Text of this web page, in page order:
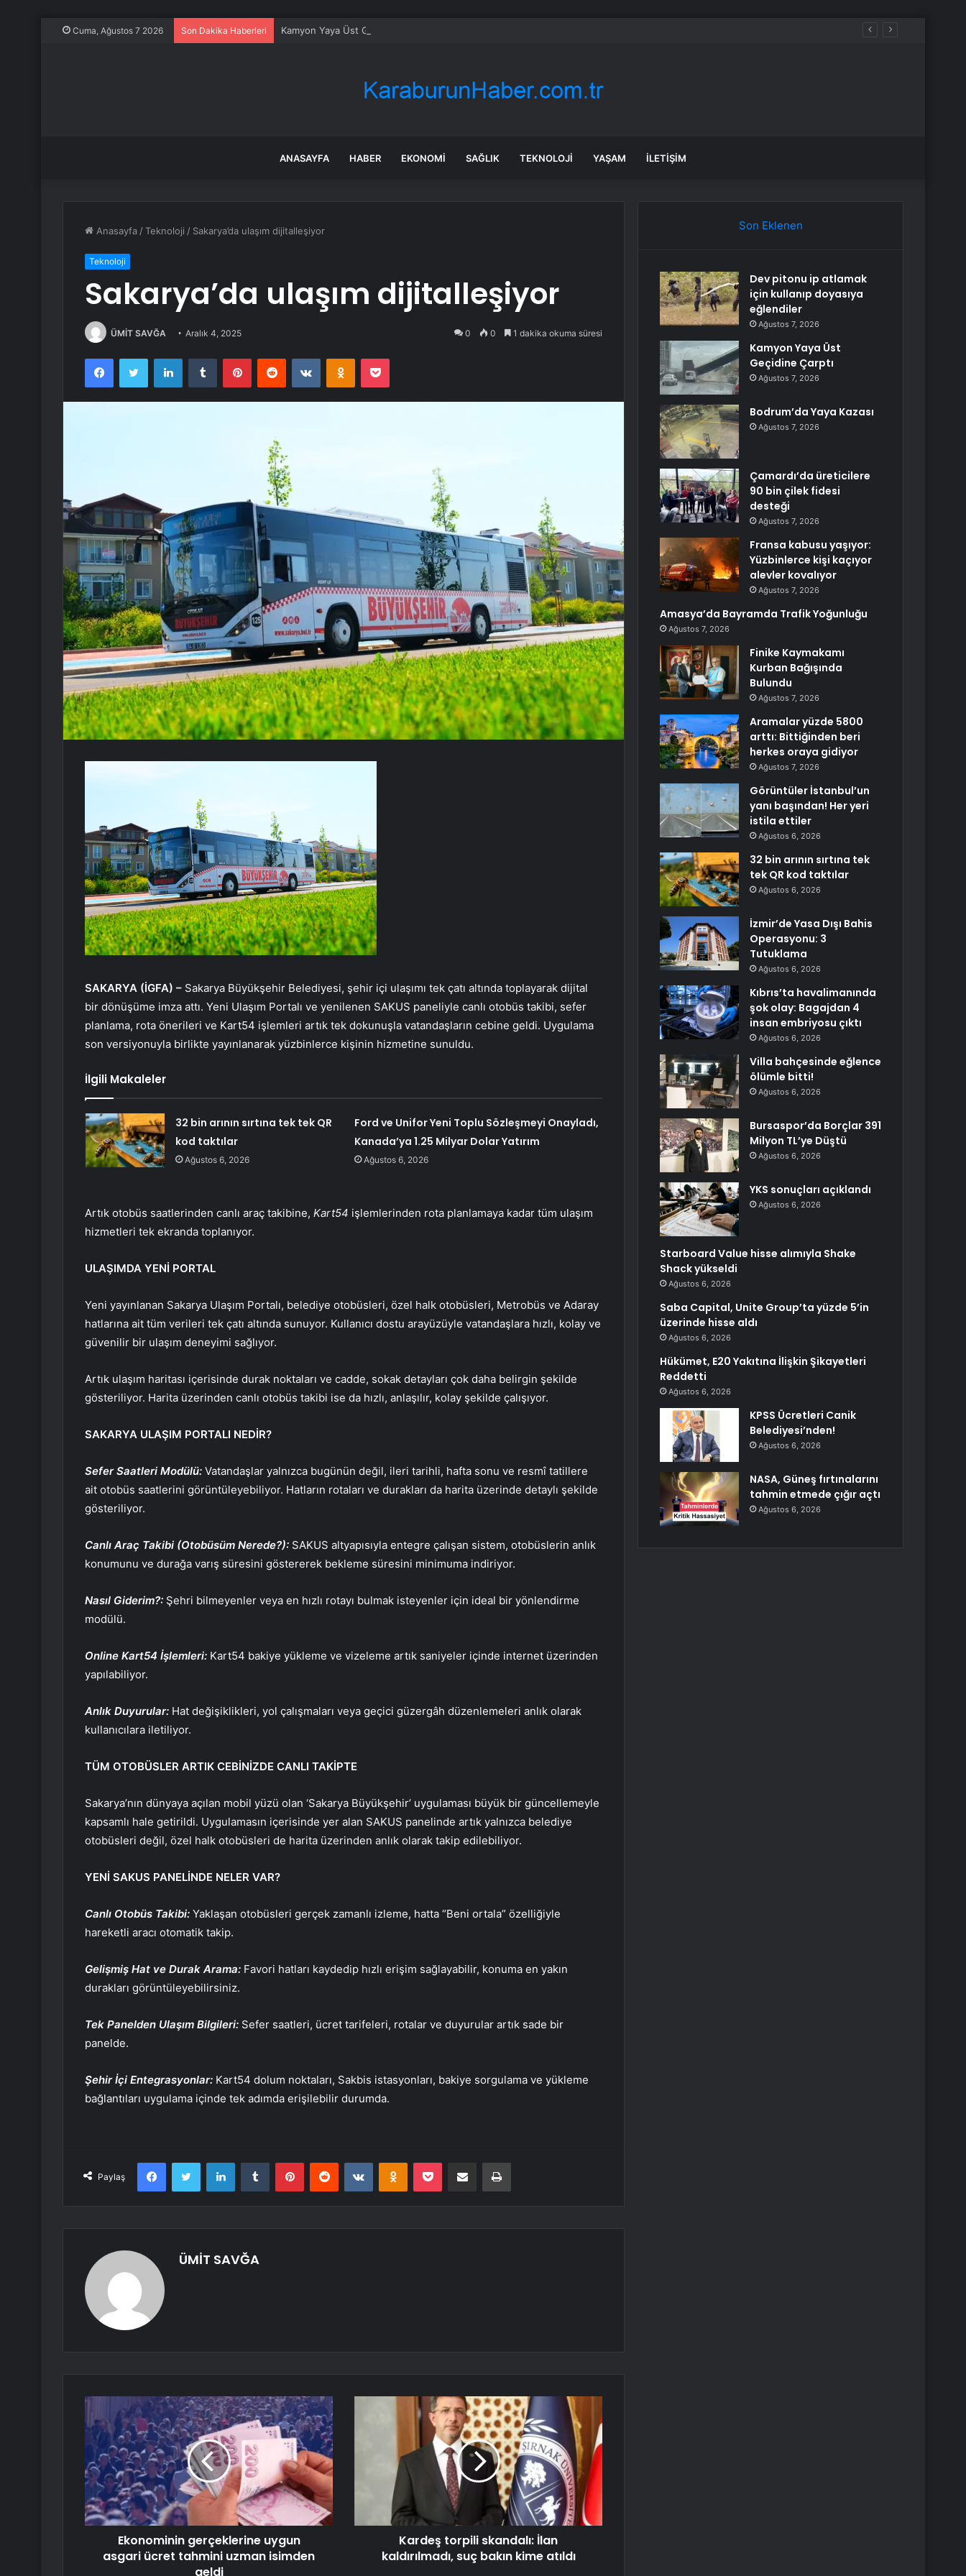
Cuma, Ağustos 7 2026 Son Dakika Haberleri Kamyon Yaya Üst Geçidine Çarptı
ANASAYFA HABER EKONOMI SAĞLIK TEKNOLOJI YAŞAM İLETIŞIM
Anasayfa /Teknoloji / Sakarya’da ulaşım dijitalleşiyor
Teknoloji
Sakarya’da ulaşım dijitalleşiyor
ÜMİT SAVĞA Aralık 4, 2025 0 0 1 dakika okuma süresi
FacebookTwitter LinkedInTumblr PinterestReddit VKontakteOdnoklassniki
Pocket
SAKARYA (İGFA) – Sakarya Büyükşehir Belediyesi, şehir içi ulaşımı tek çatı altında toplayarak dijital
bir dönüşüme imza attı. Yeni Ulaşım Portalı ve yenilenen SAKUS paneliyle canlı otobüs takibi, sefer
planlama, rota önerileri ve Kart54 işlemleri artık tek dokunuşla vatandaşların cebine geldi. Uygulama
son versiyonuyla birlikte yayınlanarak yüzbinlerce kişinin hizmetine sunuldu.
İlgili Makaleler
32 bin arının sırtına tek tek QR
kod taktılar
Ağustos 6, 2026
Ford ve Unifor Yeni Toplu Sözleşmeyi Onayladı,
Kanada’ya 1.25 Milyar Dolar Yatırım
Ağustos 6, 2026
Artık otobüs saatlerinden canlı araç takibine, Kart54 işlemlerinden rota planlamaya kadar tüm ulaşım
hizmetleri tek ekranda toplanıyor.
ULAŞIMDA YENİ PORTAL
Yeni yayınlanan Sakarya Ulaşım Portalı, belediye otobüsleri, özel halk otobüsleri, Metrobüs ve Adaray
hatlarına ait tüm verileri tek çatı altında sunuyor. Kullanıcı dostu arayüzüyle vatandaşlara hızlı, kolay ve
güvenilir bir ulaşım deneyimi sağlıyor.
Artık ulaşım haritası içerisinde durak noktaları ve cadde, sokak detayları çok daha belirgin şekilde
gösteriliyor. Harita üzerinden canlı otobüs takibi ise da hızlı, anlaşılır, kolay şekilde çalışıyor.
SAKARYA ULAŞIM PORTALI NEDİR?
Sefer Saatleri Modülü: Vatandaşlar yalnızca bugünün değil, ileri tarihli, hafta sonu ve resmî tatillere
ait otobüs saatlerini görüntüleyebiliyor. Hatların rotaları ve durakları da harita üzerinde detaylı şekilde
gösteriliyor.
Canlı Araç Takibi (Otobüsüm Nerede?): SAKUS altyapısıyla entegre çalışan sistem, otobüslerin anlık
konumunu ve durağa varış süresini göstererek bekleme süresini minimuma indiriyor.
Nasıl Giderim?: Şehri bilmeyenler veya en hızlı rotayı bulmak isteyenler için ideal bir yönlendirme
modülü.
Online Kart54 İşlemleri: Kart54 bakiye yükleme ve vizeleme artık saniyeler içinde internet üzerinden
yapılabiliyor.
Anlık Duyurular: Hat değişiklikleri, yol çalışmaları veya geçici güzergâh düzenlemeleri anlık olarak
kullanıcılara iletiliyor.
TÜM OTOBÜSLER ARTIK CEBİNİZDE CANLI TAKİPTE
Sakarya’nın dünyaya açılan mobil yüzü olan ‘Sakarya Büyükşehir’ uygulaması büyük bir güncellemeyle
kapsamlı hale getirildi. Uygulamasın içerisinde yer alan SAKUS panelinde artık yalnızca belediye
otobüsleri değil, özel halk otobüsleri de harita üzerinden anlık olarak takip edilebiliyor.
YENİ SAKUS PANELİNDE NELER VAR?
Canlı Otobüs Takibi: Yaklaşan otobüsleri gerçek zamanlı izleme, hatta “Beni ortala” özelliğiyle
hareketli aracı otomatik takip.
Gelişmiş Hat ve Durak Arama: Favori hatları kaydedip hızlı erişim sağlayabilir, konuma en yakın
durakları görüntüleyebilirsiniz.
Tek Panelden Ulaşım Bilgileri: Sefer saatleri, ücret tarifeleri, rotalar ve duyurular artık sade bir
panelde.
Şehir İçi Entegrasyonlar: Kart54 dolum noktaları, Sakbis istasyonları, bakiye sorgulama ve yükleme
bağlantıları uygulama içinde tek adımda erişilebilir durumda.
Paylaş
FacebookTwitter LinkedInTumblr PinterestReddit VKontakteOdnoklassniki
Pocket E-Posta ile paylaş Yazdır
ÜMİT SAVĞA
Ekonominin gerçeklerine uygun
asgari ücret tahmini uzman isimden
geldi
Kardeş torpili skandalı: İlan
kaldırılmadı, suç bakın kime atıldı
Son Eklenen
Dev pitonu ip atlamak
için kullanıp doyasıya
eğlendiler
Ağustos 7, 2026
Kamyon Yaya Üst
Geçidine Çarptı
Ağustos 7, 2026
Bodrum’da Yaya Kazası
Ağustos 7, 2026
Çamardı’da üreticilere
90 bin çilek fidesi
desteği
Ağustos 7, 2026
Fransa kabusu yaşıyor:
Yüzbinlerce kişi kaçıyor
alevler kovalıyor
Ağustos 7, 2026
Amasya’da Bayramda Trafik Yoğunluğu
Ağustos 7, 2026
Finike Kaymakamı
Kurban Bağışında
Bulundu
Ağustos 7, 2026
Aramalar yüzde 5800
arttı: Bittiğinden beri
herkes oraya gidiyor
Ağustos 7, 2026
Görüntüler İstanbul’un
yanı başından! Her yeri
istila ettiler
Ağustos 6, 2026
32 bin arının sırtına tek
tek QR kod taktılar
Ağustos 6, 2026
İzmir’de Yasa Dışı Bahis
Operasyonu: 3
Tutuklama
Ağustos 6, 2026
Kıbrıs’ta havalimanında
şok olay: Bagajdan 4
insan embriyosu çıktı
Ağustos 6, 2026
Villa bahçesinde eğlence
ölümle bitti!
Ağustos 6, 2026
Bursaspor’da Borçlar 391
Milyon TL’ye Düştü
Ağustos 6, 2026
YKS sonuçları açıklandı
Ağustos 6, 2026
Starboard Value hisse alımıyla Shake
Shack yükseldi
Ağustos 6, 2026
Saba Capital, Unite Group’ta yüzde 5’in
üzerinde hisse aldı
Ağustos 6, 2026
Hükümet, E20 Yakıtına İlişkin Şikayetleri
Reddetti
Ağustos 6, 2026
KPSS Ücretleri Canik
Belediyesi’nden!
Ağustos 6, 2026
NASA, Güneş fırtınalarını
tahmin etmede çığır açtı
Ağustos 6, 2026